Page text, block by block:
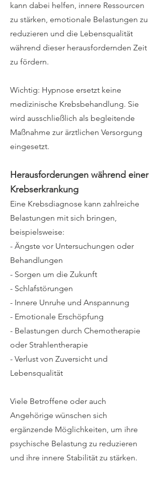
kann dabei helfen, innere Ressourcen
zu stärken, emotionale Belastungen zu
reduzieren und die Lebensqualität
während dieser herausfordernden Zeit
zu fördern.
Wichtig: Hypnose ersetzt keine
medizinische Krebsbehandlung. Sie
wird ausschließlich als begleitende
Maßnahme zur ärztlichen Versorgung
eingesetzt.
Herausforderungen während einer
Krebserkrankung
Eine Krebsdiagnose kann zahlreiche
Belastungen mit sich bringen,
beispielsweise:
- Ängste vor Untersuchungen oder
Behandlungen
- Sorgen um die Zukunft
- Schlafstörungen
- Innere Unruhe und Anspannung
- Emotionale Erschöpfung
- Belastungen durch Chemotherapie
oder Strahlentherapie
- Verlust von Zuversicht und
Lebensqualität
Viele Betroffene oder auch
Angehörige wünschen sich
ergänzende Möglichkeiten, um ihre
psychische Belastung zu reduzieren
und ihre innere Stabilität zu stärken.